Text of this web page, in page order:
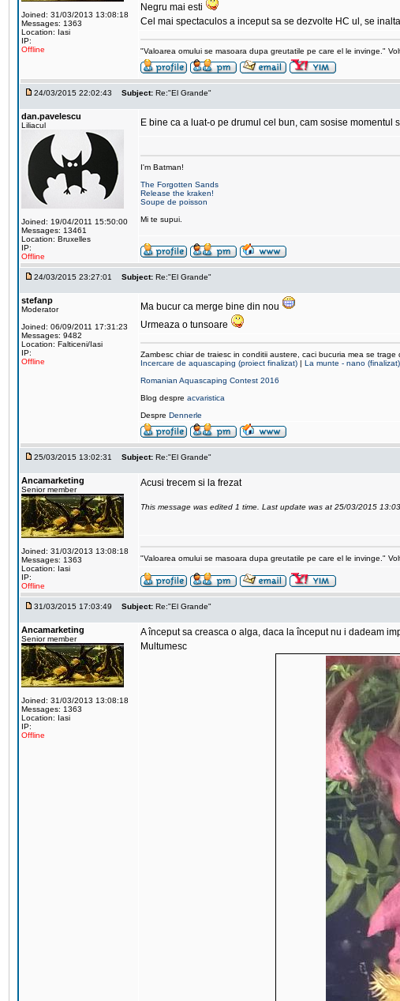
Joined: 31/03/2013 13:08:18
Messages: 1363
Location: Iasi
IP:
Offline
Negru mai esti
Cel mai spectaculos a inceput sa se dezvolte HC ul, se
"Valoarea omului se masoara dupa greutatile pe care el le invinge."
24/03/2015 22:02:43 Subject: Re:"El Grande"
dan.pavelescu
Liliacul
Joined: 19/04/2011 15:50:00
Messages: 13461
Location: Bruxelles
IP:
Offline
E bine ca a luat-o pe drumul cel bun, cam sosise momentul
I'm Batman!
The Forgotten Sands
Release the kraken!
Soupe de poisson
Mi te supui.
24/03/2015 23:27:01 Subject: Re:"El Grande"
stefanp
Moderator
Joined: 06/09/2011 17:31:23
Messages: 9482
Location: Falticeni/Iasi
IP:
Offline
Ma bucur ca merge bine din nou
Urmeaza o tunsoare
Zambesc chiar de traiesc in conditii austere, caci bucuria mea se trage
Incercare de aquascaping (proiect finalizat) | La munte - nano (finalizat)
Romanian Aquascaping Contest 2016
Blog despre acvaristica
Despre Dennerle
25/03/2015 13:02:31 Subject: Re:"El Grande"
Ancamarketing
Senior member
Joined: 31/03/2013 13:08:18
Messages: 1363
Location: Iasi
IP:
Offline
Acusi trecem si la frezat
This message was edited 1 time. Last update was at 25/03/2015
"Valoarea omului se masoara dupa greutatile pe care el le invinge."
31/03/2015 17:03:49 Subject: Re:"El Grande"
Ancamarketing
Senior member
Joined: 31/03/2013 13:08:18
Messages: 1363
Location: Iasi
IP:
Offline
A început sa creasca o alga, daca la început nu i dadeam
Multumesc